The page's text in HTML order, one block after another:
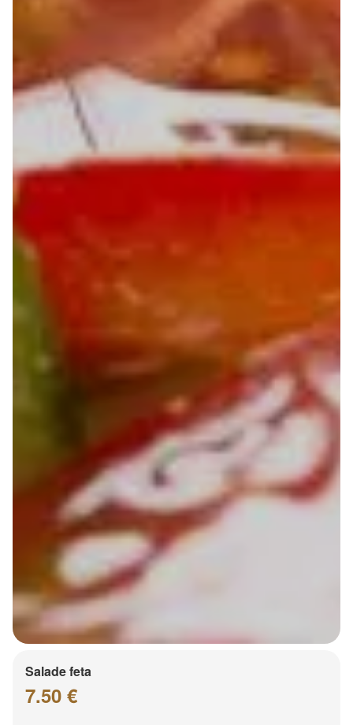
Salade feta
7.50 €